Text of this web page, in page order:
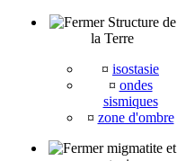
Structure de
la Terre
¤ isostasie
¤ ondes
sismiques
¤ zone d'ombre
migmatite et